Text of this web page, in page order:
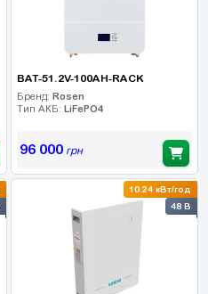
BAT-51.2V-100AH-RACK
Бренд: Rosen
Тип АКБ: LiFePO4
96 000грн
10.24 кВт/год
48 В